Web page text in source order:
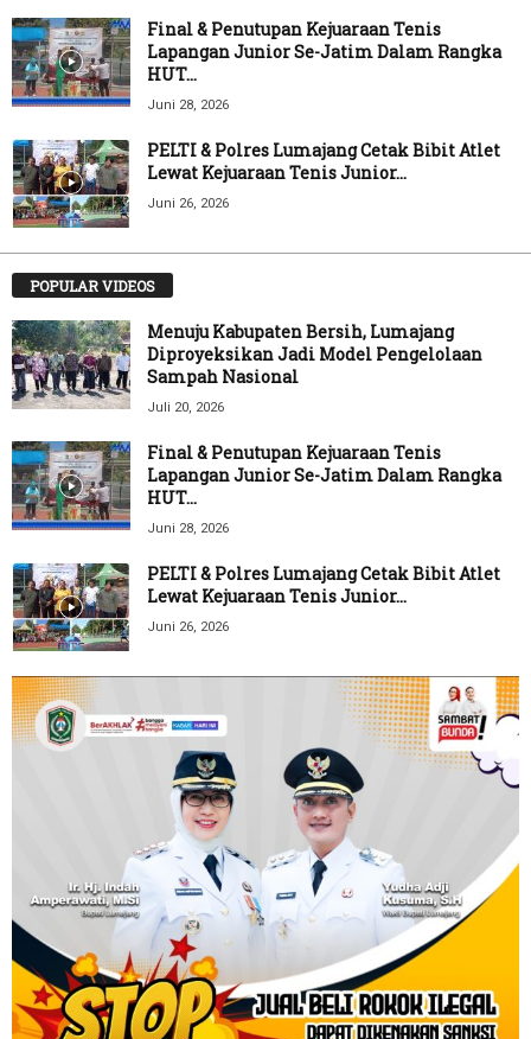
Final & Penutupan Kejuaraan Tenis
Lapangan Junior Se-Jatim Dalam Rangka
HUT...
Juni 28, 2026
PELTI & Polres Lumajang Cetak Bibit Atlet
Lewat Kejuaraan Tenis Junior...
Juni 26, 2026
POPULAR VIDEOS
Menuju Kabupaten Bersih, Lumajang
Diproyeksikan Jadi Model Pengelolaan
Sampah Nasional
Juli 20, 2026
Final & Penutupan Kejuaraan Tenis
Lapangan Junior Se-Jatim Dalam Rangka
HUT...
Juni 28, 2026
PELTI & Polres Lumajang Cetak Bibit Atlet
Lewat Kejuaraan Tenis Junior...
Juni 26, 2026